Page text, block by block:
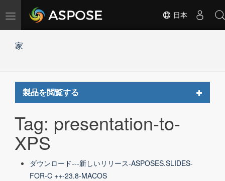
ナ
ー
替
日本
家
製品を閲覧する
Toggle
Tag: presentation-to-
XPS
ダウンロード---新しいリリース-ASPOSES.SLIDES-
FOR-C ++-23.8-MACOS